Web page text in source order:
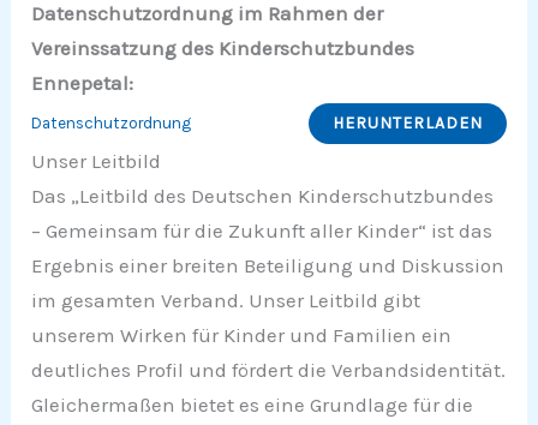
Datenschutzordnung im Rahmen der
Vereinssatzung des Kinderschutzbundes
Ennepetal:
Datenschutzordnung HERUNTERLADEN
Unser Leitbild
Das „Leitbild des Deutschen Kinderschutzbundes
– Gemeinsam für die Zukunft aller Kinder“ ist das
Ergebnis einer breiten Beteiligung und Diskussion
im gesamten Verband. Unser Leitbild gibt
unserem Wirken für Kinder und Familien ein
deutliches Profil und fördert die Verbandsidentität.
Gleichermaßen bietet es eine Grundlage für die